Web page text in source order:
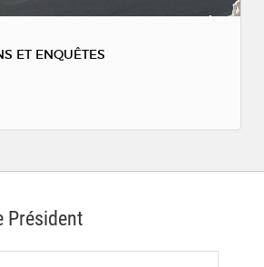
ET ENQUÊTES
Président